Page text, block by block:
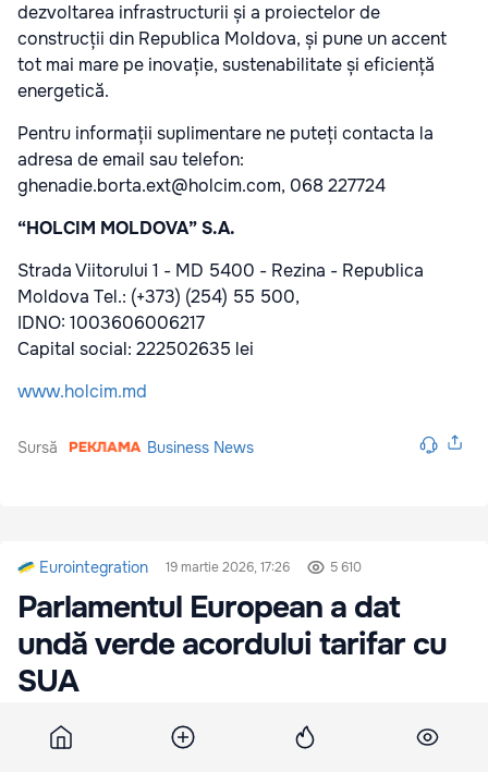
dezvoltarea infrastructurii și a proiectelor de
construcții din Republica Moldova, și pune un accent
tot mai mare pe inovație, sustenabilitate și eficiență
energetică.
Pentru informații suplimentare ne puteți contacta la
adresa de email sau telefon:
ghenadie.borta.ext@holcim.com, 068 227724
“HOLCIM MOLDOVA” S.A.
Strada Viitorului 1 - MD 5400 - Rezina - Republica
Moldova Tel.: (+373) (254) 55 500,
IDNO: 1003606006217
Capital social: 222502635 lei
www.holcim.md
Sursă Business News
Eurointegration 19 martie 2026, 17:26 5 610
Parlamentul European a dat
undă verde acordului tarifar cu
SUA
Comisia pentru Comerț Internațional a
Parlamentului European a susținut